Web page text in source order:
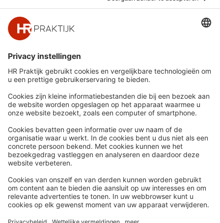
Snel naar
Nieuws
Whitepapers
Webinars
Word lid
Contact
Meer
HR Academy
HR Podcast
CHRO
HR Day
Volg Ons